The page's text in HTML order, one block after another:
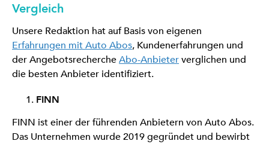
Vergleich
Unsere Redaktion hat auf Basis von eigenen
Erfahrungen mit Auto Abos, Kundenerfahrungen und
der AngebotsrechercheAbo-Anbieterverglichen und
die besten Anbieter identifiziert.
FINN
FINN ist einer der führenden Anbietern von Auto Abos.
Das Unternehmen wurde 2019 gegründet und bewirbt